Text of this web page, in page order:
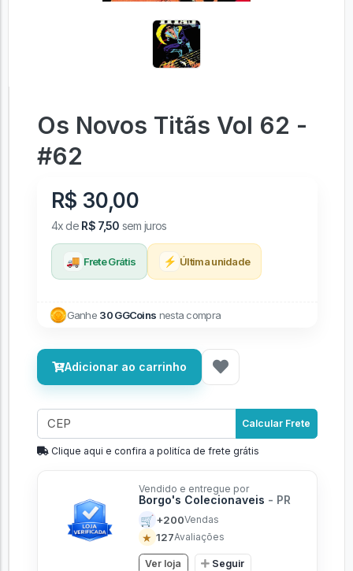
Os Novos Titãs Vol 62 -
#62
R$ 30,00
4x de R$ 7,50 sem juros
🚚 Frete Grátis ⚡ Última unidade
Ganhe 30 GGCoins nesta compra
Adicionar ao carrinho
Calcular Frete
Clique aqui e confira a politíca de frete grátis
Vendido e entregue por
Borgo's Colecionaveis - PR
🛒 +200Vendas
★ 127Avaliações
Ver loja Seguir